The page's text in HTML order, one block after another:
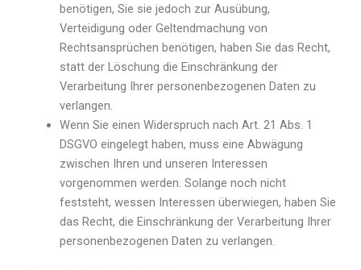
benötigen, Sie sie jedoch zur Ausübung,
Verteidigung oder Geltendmachung von
Rechtsansprüchen benötigen, haben Sie das Recht,
statt der Löschung die Einschränkung der
Verarbeitung Ihrer personenbezogenen Daten zu
verlangen.
Wenn Sie einen Widerspruch nach Art. 21 Abs. 1
DSGVO eingelegt haben, muss eine Abwägung
zwischen Ihren und unseren Interessen
vorgenommen werden. Solange noch nicht
feststeht, wessen Interessen überwiegen, haben Sie
das Recht, die Einschränkung der Verarbeitung Ihrer
personenbezogenen Daten zu verlangen.